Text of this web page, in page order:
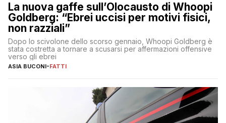
La nuova gaffe sull’Olocausto di Whoopi
Goldberg: “Ebrei uccisi per motivi fisici,
non razziali”
Dopo lo scivolone dello scorso gennaio, Whoopi Goldberg è
stata costretta a tornare a scusarsi per affermazioni offensive
verso gli ebrei
ASIA BUCONI-FATTI